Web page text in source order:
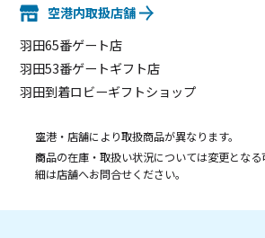
空港内取扱店舗
羽田65番ゲート店
羽田53番ゲートギフト店
羽田到着ロビーギフトショップ
空港・店舗により取扱商品が異なります。
商品の在庫・取扱い状況については変更とな
細は店舗へお問合せください。